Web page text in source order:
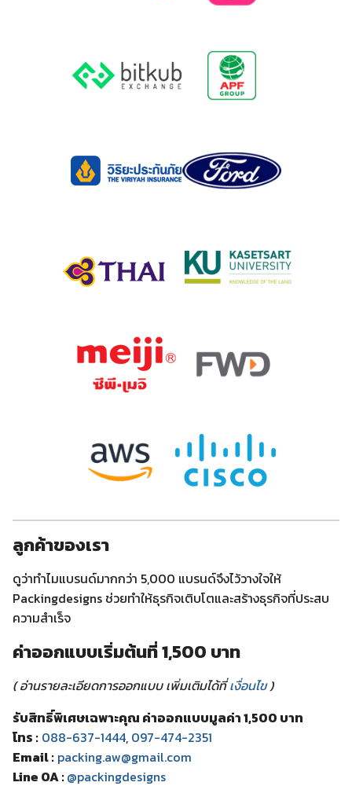
ลูกค้าของเรา
ดูว่าทำไมแบรนด์มากกว่า 5,000 แบรนด์จึงไว้วางใจให้
Packingdesigns ช่วยทำให้ธุรกิจเติบโตและสร้างธุรกิจที่ประสบ
ความสำเร็จ
ค่าออกแบบเริ่มต้นที่ 1,500 บาท
( อ่านรายละเอียดการออกแบบ เพิ่มเติมได้ที่เงื่อนไข)
รับสิทธิ์พิเศษเฉพาะคุณ ค่าออกแบบมูลค่า 1,500 บาท
โทร : 088-637-1444, 097-474-2351
Email : packing.aw@gmail.com
Line OA :@packingdesigns